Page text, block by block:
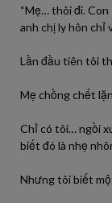
“Mẹ… thôi đi.
anh chị ly hôn chỉ
Lần đầu tiên tôi
Mẹ chồng chết
Chỉ có tôi… ngồi
biết đó là nhẹ
Nhưng tôi biết